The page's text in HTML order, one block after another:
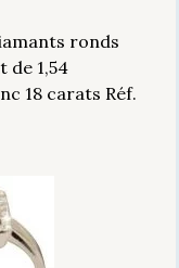
ronds
de 1,54
18 carats Réf.